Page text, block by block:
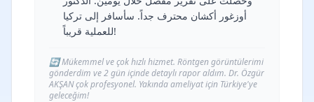
أوزغور أكشان محترف جداً. سأسافر إلى تركيا
للعملية قريباً!
🔄Mükemmel ve çok hızlı hizmet. Röntgen görüntülerimi
gönderdim ve 2 gün içinde detaylı rapor aldım. Dr. Özgür
AKŞAN çok profesyonel. Yakında ameliyat için Türkiye'ye
geleceğim!